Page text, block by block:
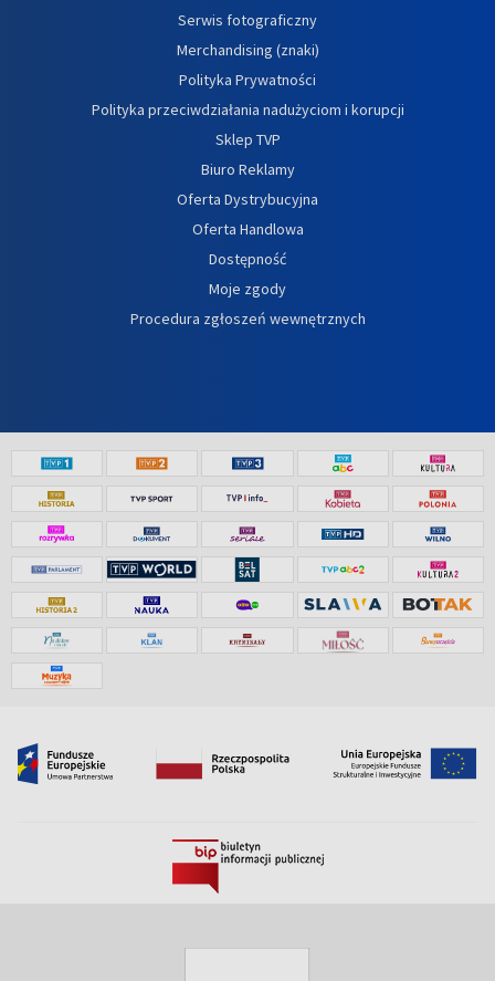
Serwis fotograficzny
Merchandising (znaki)
Polityka Prywatności
Polityka przeciwdziałania nadużyciom i korupcji
Sklep TVP
Biuro Reklamy
Oferta Dystrybucyjna
Oferta Handlowa
Dostępność
Moje zgody
Procedura zgłoszeń wewnętrznych